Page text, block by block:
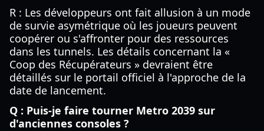
R : Les développeurs ont fait allusion à un mode
de survie asymétrique où les joueurs peuvent
coopérer ou s'affronter pour des ressources
dans les tunnels. Les détails concernant la «
Coop des Récupérateurs » devraient être
détaillés sur le portail officiel à l'approche de la
date de lancement.
Q : Puis-je faire tourner Metro 2039 sur
d'anciennes consoles ?